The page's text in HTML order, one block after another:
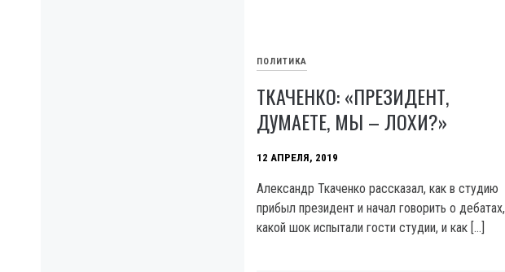
ПОЛИТИКА
ТКАЧЕНКО: «ПРЕЗИДЕНТ,
ДУМАЕТЕ, МЫ – ЛОХИ?»
12 АПРЕЛЯ, 2019
Александр Ткаченко рассказал, как в студию
прибыл президент и начал говорить о дебатах,
какой шок испытали гости студии, и как […]